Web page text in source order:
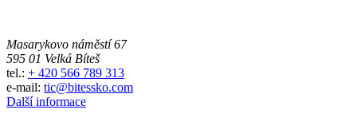
Masarykovo náměstí 67
595 01 Velká Bíteš
tel.: + 420 566 789 313
e-mail: tic@bitessko.com
Další informace